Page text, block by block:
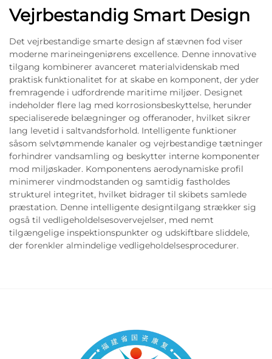
Vejrbestandig Smart Design
Det vejrbestandige smarte design af stævnen fod viser
moderne marineingeniørens excellence. Denne innovative
tilgang kombinerer avanceret materialvidenskab med
praktisk funktionalitet for at skabe en komponent, der yder
fremragende i udfordrende maritime miljøer. Designet
indeholder flere lag med korrosionsbeskyttelse, herunder
specialiserede belægninger og offeranoder, hvilket sikrer
lang levetid i saltvandsforhold. Intelligente funktioner
såsom selvtømmende kanaler og vejrbestandige tætninger
forhindrer vandsamling og beskytter interne komponenter
mod miljøskader. Komponentens aerodynamiske profil
minimerer vindmodstanden og samtidig fastholdes
strukturel integritet, hvilket bidrager til skibets samlede
præstation. Denne intelligente designtilgang strækker sig
også til vedligeholdelsesovervejelser, med nemt
tilgængelige inspektionspunkter og udskiftbare sliddele,
der forenkler almindelige vedligeholdelsesprocedurer.